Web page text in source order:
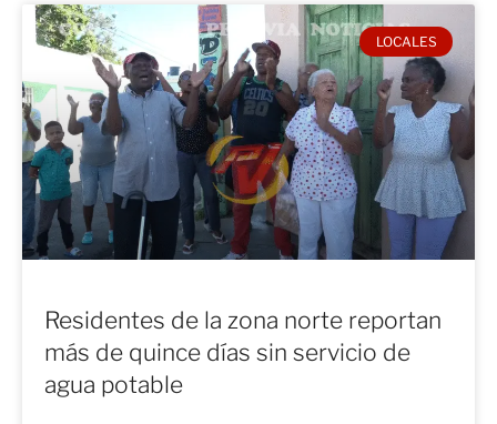
LOCALES
Residentes de la zona norte reportan
más de quince días sin servicio de
agua potable